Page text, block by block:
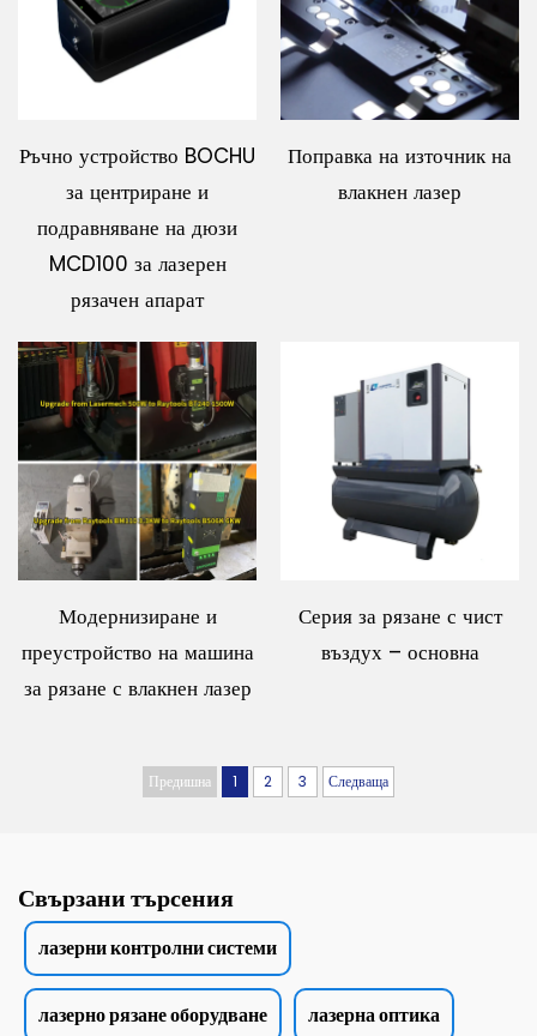
Ръчно устройство BOCHU
за центриране и
подравняване на дюзи
MCD100 за лазерен
рязачен апарат
Поправка на източник на
влакнен лазер
Модернизиране и
преустройство на машина
за рязане с влакнен лазер
Серия за рязане с чист
въздух – основна
Предишна 1 2 3 Следваща
Свързани търсения
лазерни контролни системи
лазерно рязане оборудване лазерна оптика